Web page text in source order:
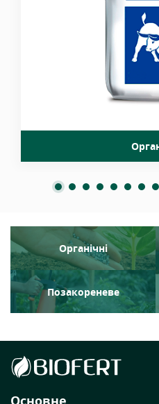
Органічні
Позакореневе